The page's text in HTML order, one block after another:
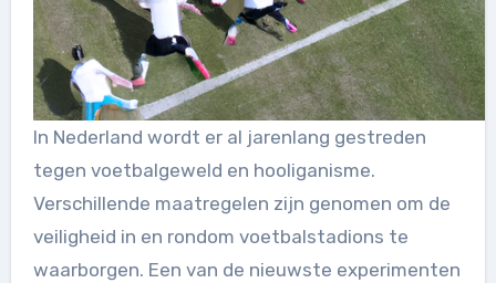
In Nederland wordt er al jarenlang gestreden
tegen voetbalgeweld en hooliganisme.
Verschillende maatregelen zijn genomen om de
veiligheid in en rondom voetbalstadions te
waarborgen. Een van de nieuwste experimenten